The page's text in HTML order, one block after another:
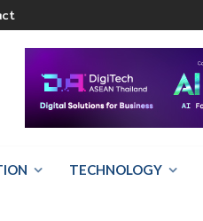
TECHNOLOGY